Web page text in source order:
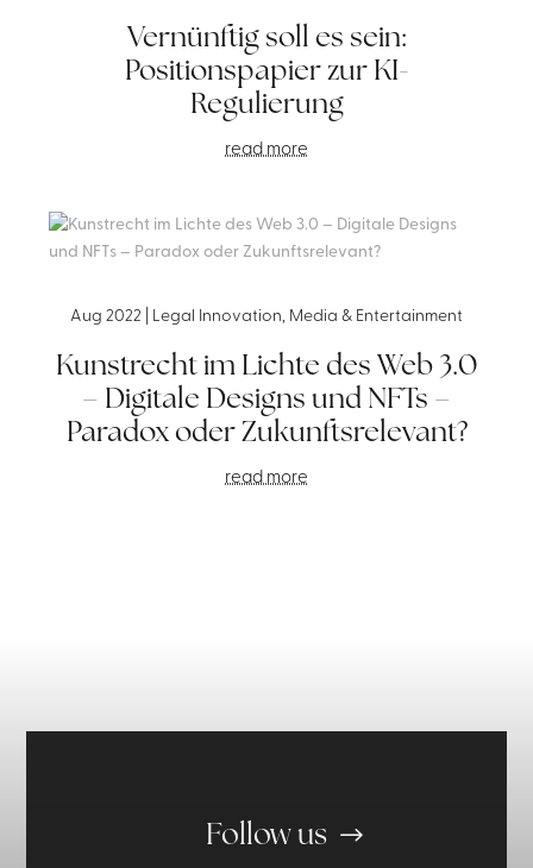
Vernünftig soll es sein:
Positionspapier zur KI-
Regulierung
read more
Kunstrecht im Lichte des Web 3.0
– Digitale Designs und NFTs –
Paradox oder Zukunftsrelevant?
Aug 2022 Legal Innovation, Media & Entertainment
read more
Follow us